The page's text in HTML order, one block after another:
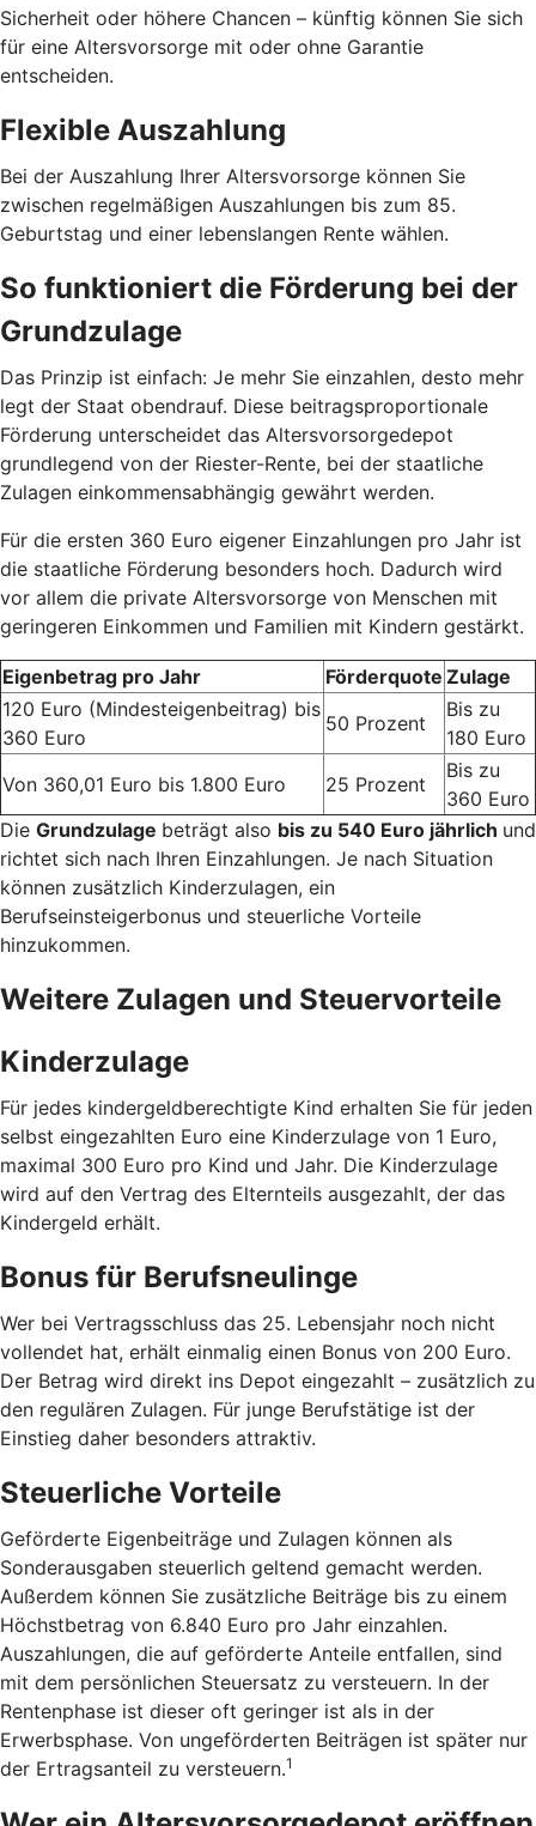
Sicherheit oder höhere Chancen – künftig können Sie sich
für eine Altersvorsorge mit oder ohne Garantie
entscheiden.
Flexible Auszahlung
Bei der Auszahlung Ihrer Altersvorsorge können Sie
zwischen regelmäßigen Auszahlungen bis zum 85.
Geburtstag und einer lebenslangen Rente wählen.
So funktioniert die Förderung bei der
Grundzulage
Das Prinzip ist einfach: Je mehr Sie einzahlen, desto mehr
legt der Staat obendrauf. Diese beitragsproportionale
Förderung unterscheidet das Altersvorsorgedepot
grundlegend von der Riester-Rente, bei der staatliche
Zulagen einkommensabhängig gewährt werden.
Für die ersten 360 Euro eigener Einzahlungen pro Jahr ist
die staatliche Förderung besonders hoch. Dadurch wird
vor allem die private Altersvorsorge von Menschen mit
geringeren Einkommen und Familien mit Kindern gestärkt.
Eigenbetrag pro Jahr Förderquote Zulage
120 Euro (Mindesteigenbeitrag) bis
360 Euro
50 Prozent
Bis zu
180 Euro
Von 360,01 Euro bis 1.800 Euro
25 Prozent
Bis zu
360 Euro
Die Grundzulage beträgt also bis zu 540 Euro jährlich und
richtet sich nach Ihren Einzahlungen. Je nach Situation
können zusätzlich Kinderzulagen, ein
Berufseinsteigerbonus und steuerliche Vorteile
hinzukommen.
Weitere Zulagen und Steuervorteile
Kinderzulage
Für jedes kindergeldberechtigte Kind erhalten Sie für jeden
selbst eingezahlten Euro eine Kinderzulage von 1 Euro,
maximal 300 Euro pro Kind und Jahr. Die Kinderzulage
wird auf den Vertrag des Elternteils ausgezahlt, der das
Kindergeld erhält.
Bonus für Berufsneulinge
Wer bei Vertragsschluss das 25. Lebensjahr noch nicht
vollendet hat, erhält einmalig einen Bonus von 200 Euro.
Der Betrag wird direkt ins Depot eingezahlt – zusätzlich zu
den regulären Zulagen. Für junge Berufstätige ist der
Einstieg daher besonders attraktiv.
Steuerliche Vorteile
Geförderte Eigenbeiträge und Zulagen können als
Sonderausgaben steuerlich geltend gemacht werden.
Außerdem können Sie zusätzliche Beiträge bis zu einem
Höchstbetrag von 6.840 Euro pro Jahr einzahlen.
Auszahlungen, die auf geförderte Anteile entfallen, sind
mit dem persönlichen Steuersatz zu versteuern. In der
Rentenphase ist dieser oft geringer ist als in der
Erwerbsphase. Von ungeförderten Beiträgen ist später nur
der Ertragsanteil zu versteuern.1